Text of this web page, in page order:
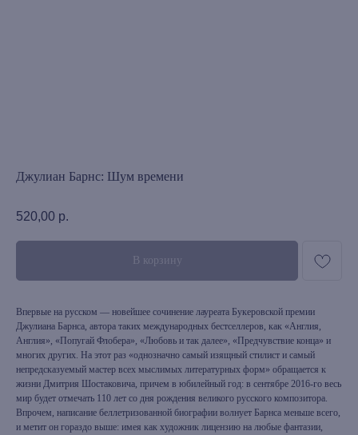
Джулиан Барнс: Шум времени
520,00 р.
В корзину
Впервые на русском — новейшее сочинение лауреата Букеровской премии
Джулиана Барнса, автора таких международных бестселлеров, как «Англия,
Англия», «Попугай Флобера», «Любовь и так далее», «Предчувствие конца» и
многих других. На этот раз «однозначно самый изящный стилист и самый
непредсказуемый мастер всех мыслимых литературных форм» обращается к
жизни Дмитрия Шостаковича, причем в юбилейный год: в сентябре 2016-го весь
мир будет отмечать 110 лет со дня рождения великого русского композитора.
Впрочем, написание беллетризованной биографии волнует Барнса меньше всего,
и метит он гораздо выше: имея как художник лицензию на любые фантазии,